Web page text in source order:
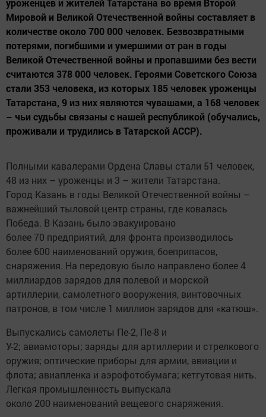
уроженцев и жителей Татарстана во время Второй
Мировой и Великой Отечественной войны составляет в
количестве около 700 000 человек. Безвозвратными
потерями, погибшими и умершими от ран в годы
Великой Отечественной войны и пропавшими без вести
считаются 378 000 человек. Героями Советского Союза
стали 353 человека, из которых 185 человек уроженцы
Татарстана, 9 из них являются чувашами, а 168 человек
– чьи судьбы связаны с нашей республикой (обучались,
проживали и трудились в Татарской АССР).
Полными кавалерами Ордена Славы стали 51 человек,
48 из них – уроженцы и 3 – жители Татарстана.
Город Казань в годы Великой Отечественной войны –
важнейший тыловой центр страны, где ковалась
Победа. В Казань было эвакуировано
более 70 предприятий, для фронта производилось
более 600 наименований оружия, боеприпасов,
снаряжения. На передовую было направлено более 4
миллиардов зарядов для полевой и морской
артиллерии, самолетного вооружения, винтовочных
патронов, в том числе 1 миллион зарядов для «катюш».
Выпускались самолеты Пе-2, Пе-8 и
У-2; авиамоторы; заряды для артиллерии и стрелкового
оружия; оптические приборы для армии, авиации и
флота; авиапленка и аэрофотобумага; кетгутовая нить.
Легкая промышленность выпускала
около 200 наименований вещевого снаряжения.